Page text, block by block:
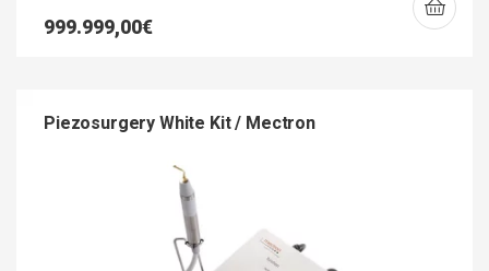
999.999,00€
Piezosurgery White Kit / Mectron